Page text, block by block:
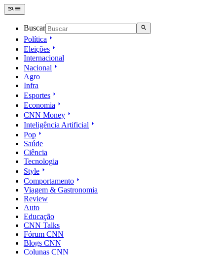
Buscar
Política
Eleições
Internacional
Nacional
Agro
Infra
Esportes
Economia
CNN Money
Inteligência Artificial
Pop
Saúde
Ciência
Tecnologia
Style
Comportamento
Viagem & Gastronomia
Review
Auto
Educação
CNN Talks
Fórum CNN
Blogs CNN
Colunas CNN